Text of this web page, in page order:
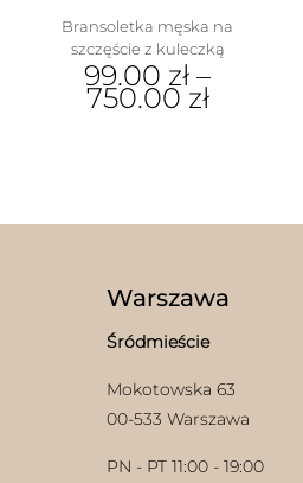
Bransoletka męska na
szczęście z kuleczką
99.00 zł –
750.00 zł
na
produktu
Warszawa
Śródmieście
Mokotowska 63
00-533 Warszawa
PN - PT 11:00 - 19:00